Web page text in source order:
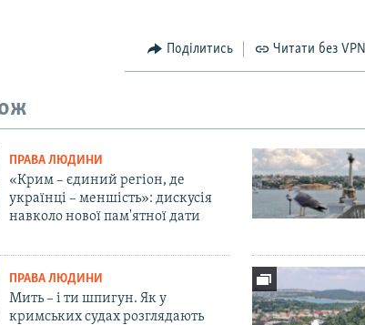
Поділитись Читати без VPN
ПРАВА ЛЮДИНИ
«Крим – єдиний регіон, де
українці – меншість»: дискусія
навколо нової пам'ятної дати
ПРАВА ЛЮДИНИ
Мить – і ти шпигун. Як у
кримських судах розглядають